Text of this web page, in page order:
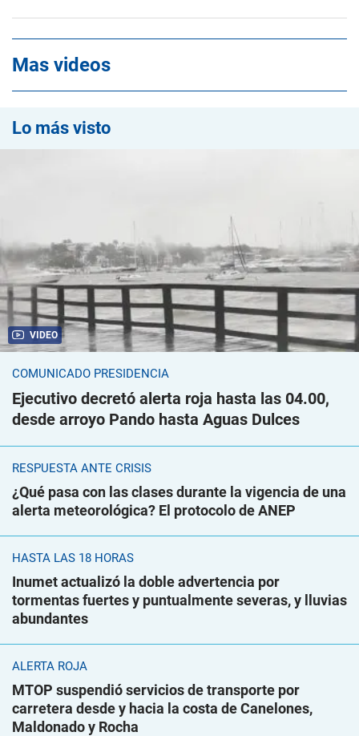
Mas videos
Lo más visto
VIDEO
COMUNICADO PRESIDENCIA
Ejecutivo decretó alerta roja hasta las 04.00,
desde arroyo Pando hasta Aguas Dulces
RESPUESTA ANTE CRISIS
¿Qué pasa con las clases durante la vigencia de una
alerta meteorológica? El protocolo de ANEP
HASTA LAS 18 HORAS
Inumet actualizó la doble advertencia por
tormentas fuertes y puntualmente severas, y lluvias
abundantes
ALERTA ROJA
MTOP suspendió servicios de transporte por
carretera desde y hacia la costa de Canelones,
Maldonado y Rocha